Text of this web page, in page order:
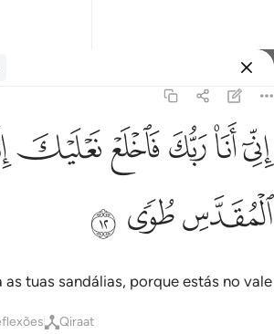
اني انا ربك فاخلع نعليك انك
إِنِّىٓ أَنَا۠ رَبُّكَ فَٱخْلَعْ نَعْلَيْكَ ۖ إِنَّكَ
ﲺﲻﲼﲽﲾ
ﳁﳂ ﳃ
as tuas sandálias, porque estás no vale
Qiraat